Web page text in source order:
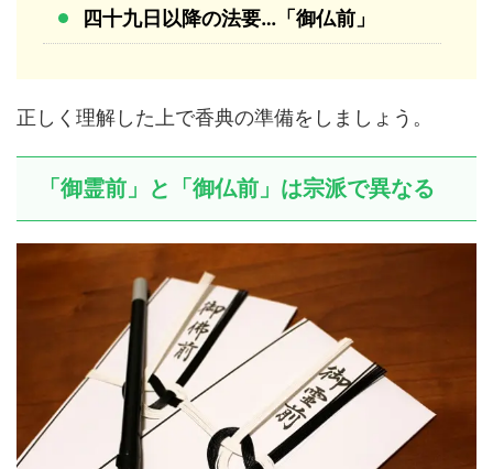
四十九日以降の法要…「御仏前」
正しく理解した上で香典の準備をしましょう。
「御霊前」と「御仏前」は宗派で異なる